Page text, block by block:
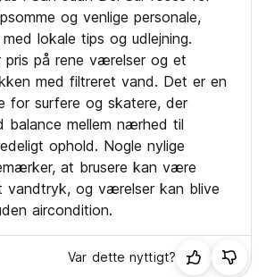
aircondition ikke er tilgængeligt i
(Auto-translated from original
og venlige personale,
lokale tips og udlejning.
på rene værelser og et
med filtreret vand. Det er en
for surfere og skatere, der
balance mellem nærhed til
ophold. Nogle nylige
at brusere kan være
vandtryk, og værelser kan blive
aircondition.
Var dette nyttigt?